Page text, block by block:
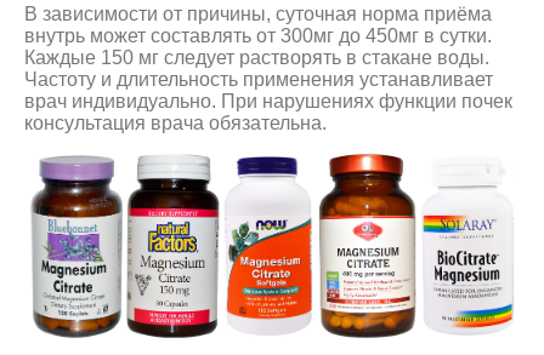
В зависимости от причины, суточная норма приёма
внутрь может составлять от 300мг до 450мг в сутки.
Каждые 150 мг следует растворять в стакане воды.
Частоту и длительность применения устанавливает
врач индивидуально. При нарушениях функции почек
консультация врача обязательна.